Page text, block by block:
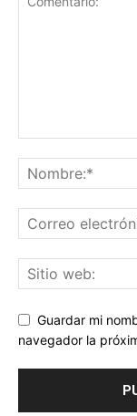
Guardar mi
navegador la